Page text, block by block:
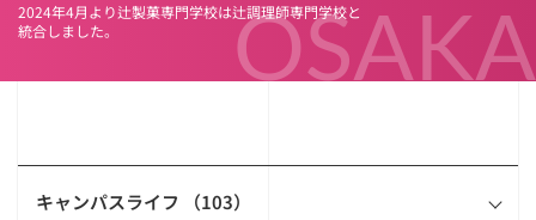
OSAKA
2024年4月より辻製菓専門学校は辻調理師専門学校と
統合しました。
キャンパスライフ （103）